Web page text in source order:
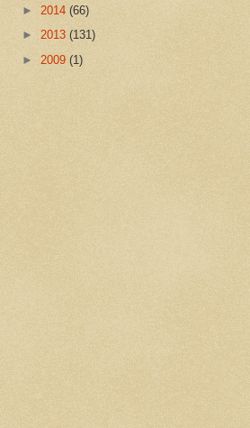
► 2014 (66)
► 2013 (131)
► 2009 (1)